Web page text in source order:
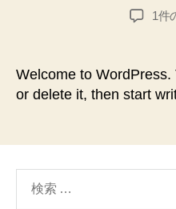
Hello
1件
Welcome to
or delete it, then start